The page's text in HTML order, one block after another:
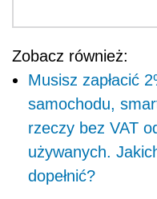
Zobacz również:
Musisz zapłacić
samochodu,
rzeczy bez VAT
używanych.
dopełnić?